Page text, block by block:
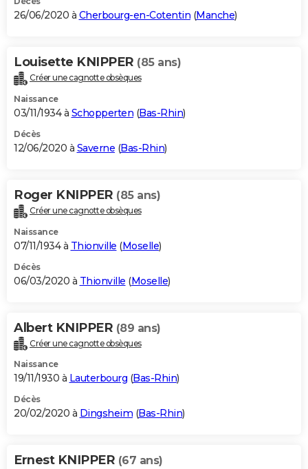
26/06/2020 à Cherbourg-en-Cotentin (Manche)
Louisette KNIPPER (85 ans)
Créer une cagnotte obsèques
Naissance
03/11/1934 à Schopperten (Bas-Rhin)
Décès
12/06/2020 à Saverne (Bas-Rhin)
Roger KNIPPER (85 ans)
Créer une cagnotte obsèques
Naissance
07/11/1934 à Thionville (Moselle)
Décès
06/03/2020 à Thionville (Moselle)
Albert KNIPPER (89 ans)
Créer une cagnotte obsèques
Naissance
19/11/1930 à Lauterbourg (Bas-Rhin)
Décès
20/02/2020 à Dingsheim (Bas-Rhin)
Ernest KNIPPER (67 ans)